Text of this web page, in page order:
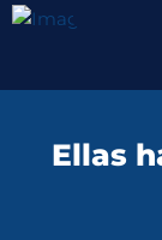
Ellas